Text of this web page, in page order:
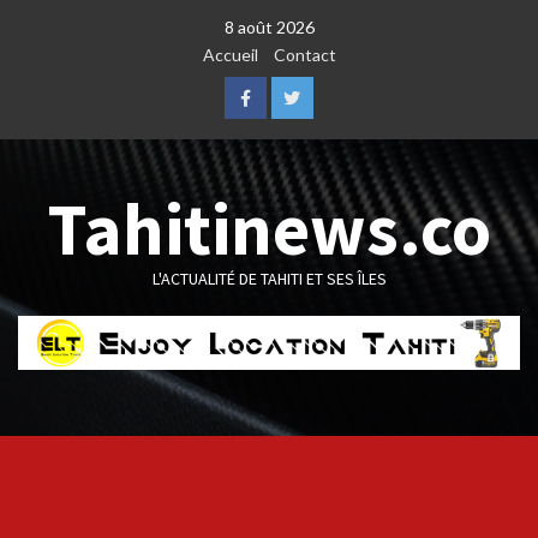
8 août 2026
Accueil
Contact
FacebookTwitter
Tahitinews.co
L'ACTUALITÉ DE TAHITI ET SES ÎLES